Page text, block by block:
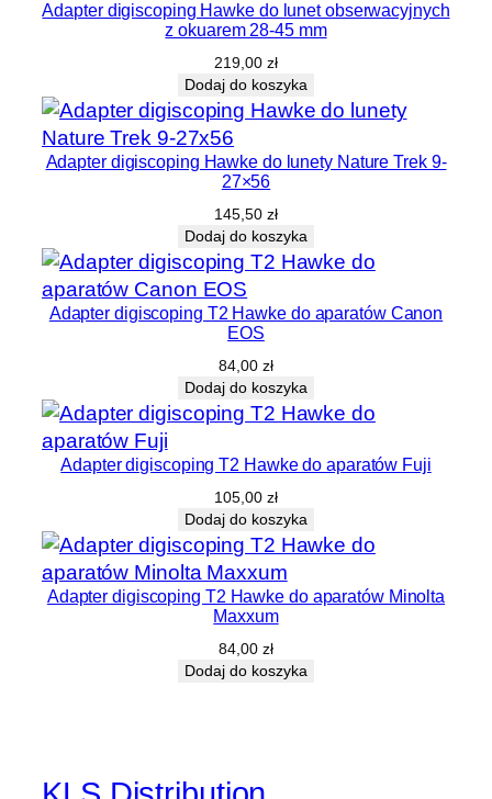
Adapter digiscoping Hawke do lunet obserwacyjnych
z okuarem 28-45 mm
219,00 zł
Dodaj do koszyka
Adapter digiscoping Hawke do lunety Nature Trek 9-
27×56
145,50 zł
Dodaj do koszyka
Adapter digiscoping T2 Hawke do aparatów Canon
EOS
84,00 zł
Dodaj do koszyka
Adapter digiscoping T2 Hawke do aparatów Fuji
105,00 zł
Dodaj do koszyka
Adapter digiscoping T2 Hawke do aparatów Minolta
Maxxum
84,00 zł
Dodaj do koszyka